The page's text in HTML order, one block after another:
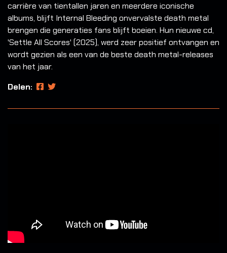
carrière van tientallen jaren en meerdere iconische
albums, blijft Internal Bleeding onvervalste death metal
brengen die generaties fans blijft boeien. Hun nieuwe cd,
'Settle All Scores' (2025), werd zeer positief ontvangen en
wordt gezien als een van de beste death metal-releases
van het jaar.
Delen: